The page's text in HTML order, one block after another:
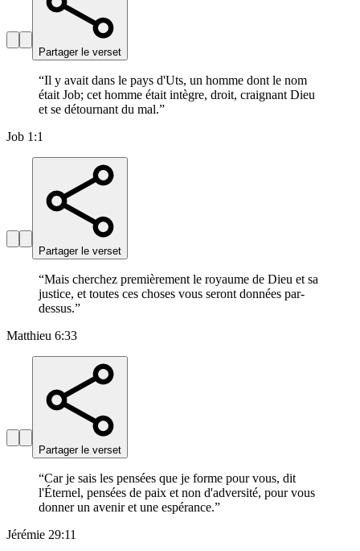
Partager le verset
“Il y avait dans le pays d'Uts, un homme dont le nom
était Job; cet homme était intègre, droit, craignant Dieu
et se détournant du mal.”
Job 1:1
Partager le verset
“Mais cherchez premièrement le royaume de Dieu et sa
justice, et toutes ces choses vous seront données par-
dessus.”
Matthieu 6:33
Partager le verset
“Car je sais les pensées que je forme pour vous, dit
l'Éternel, pensées de paix et non d'adversité, pour vous
donner un avenir et une espérance.”
Jérémie 29:11